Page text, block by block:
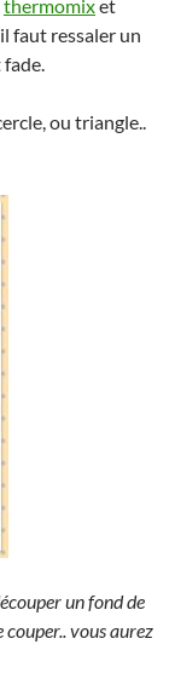
thermomixet
faut ressaler un
fade.
ou triangle..
un fond de
couper.. vous aurez